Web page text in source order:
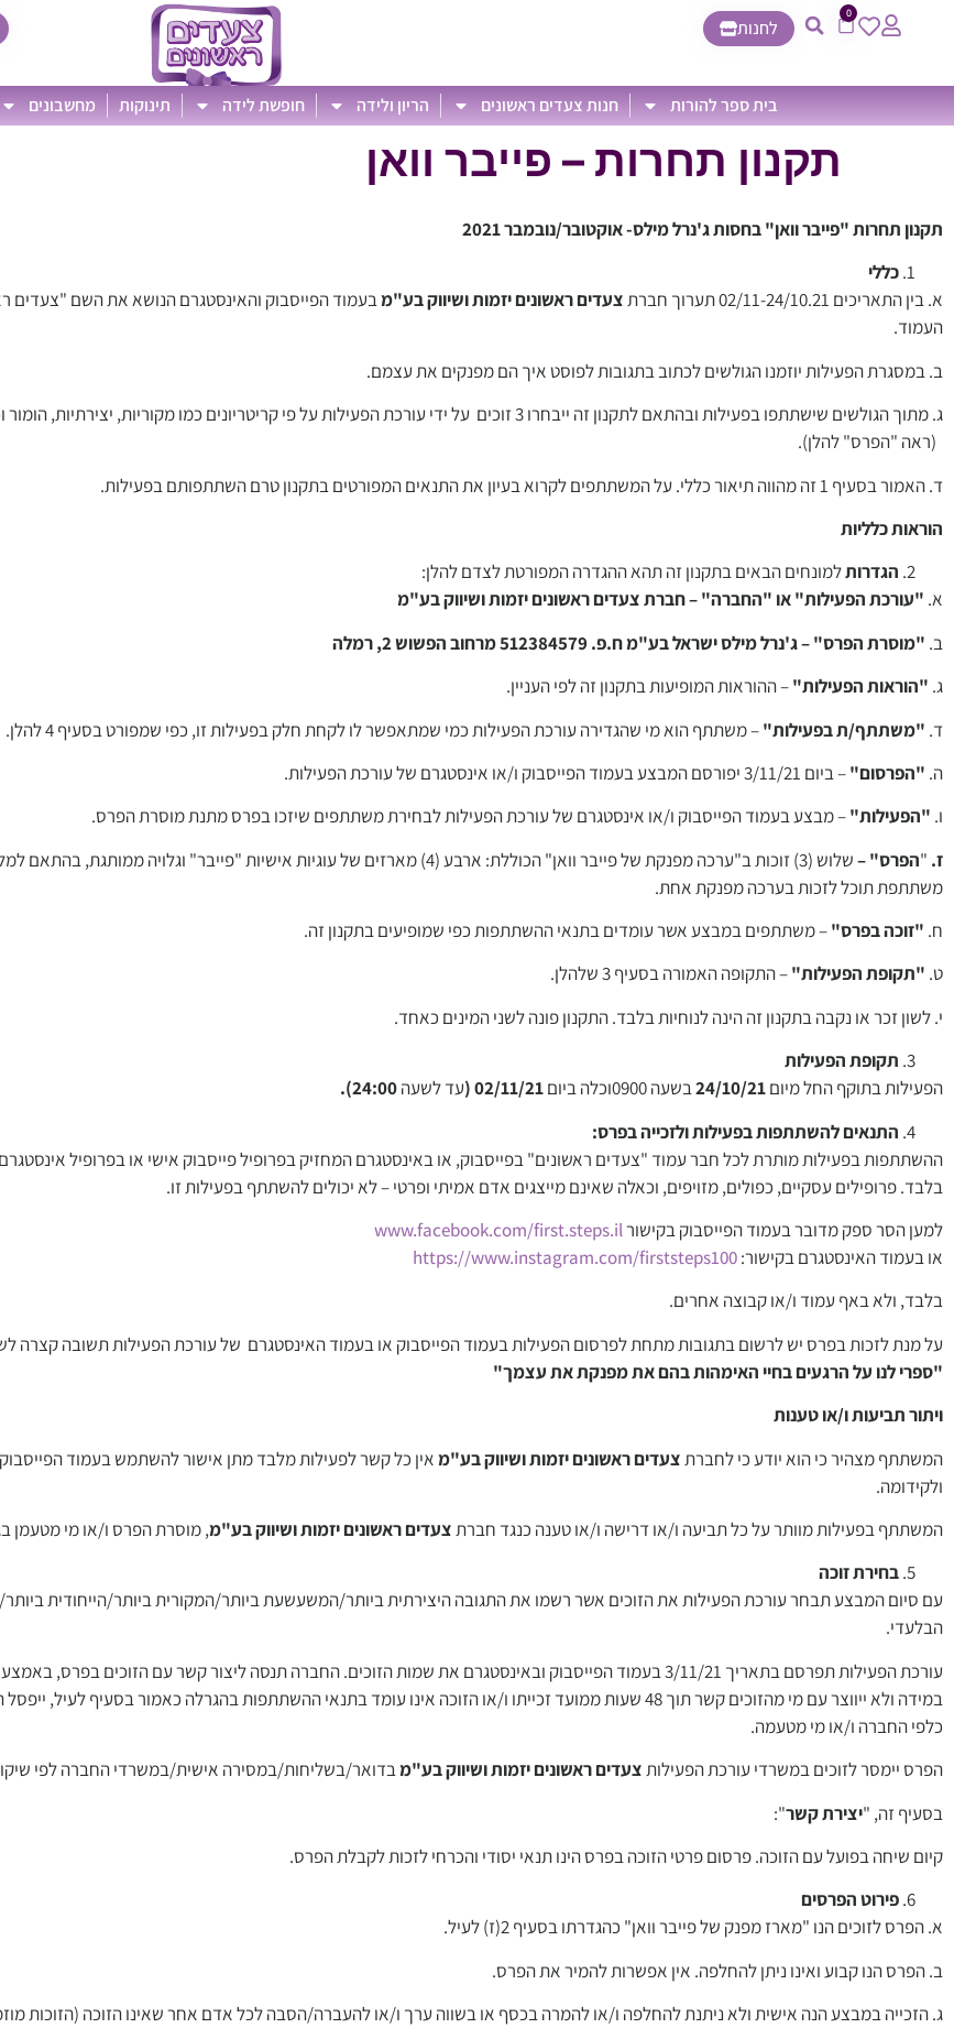
0
לחנות
בית ספר להורות חנות צעדים ראשונים הריון ולידה חופשת לידה תינוקות מחשבונים
תקנון תחרות – פייבר וואן
תקנון תחרות "פייבר וואן"בחסות ג'נרל מילס- אוקטובר/נובמבר 2021
כללי
א. בין התאריכים 02/11-24/10.21 תערוך חברת
צעדים ראשונים יזמות ושיווק בע"מבעמוד הפייסבוק והאינסטגרם הנושא את השם "צעדים
העמוד.
ב. במסגרת הפעילות יוזמנו הגולשים לכתוב בתגובות לפוסט איך הם מפנקים את עצמם.
ג. מתוך הגולשים שישתתפו בפעילות ובהתאם לתקנון זה ייבחרו 3 זוכים על ידי עורכת הפעילות על פי קריטריונים כמו
(ראה "הפרס" להלן).
ד. האמור בסעיף 1 זה מהווה תיאור כללי. על המשתתפים לקרוא בעיון את התנאים המפורטים בתקנון טרם השתתפותם בפעילות.
הוראות כלליות
הגדרותלמונחים הבאים בתקנון זה תהא ההגדרה המפורטת לצדם להלן:
א. "עורכת הפעילות" או "החברה" – חברת צעדים ראשונים יזמות ושיווק בע"מ
ב. "מוסרת הפרס" – ג'נרל מילס ישראל בע"מ ח.פ. 512384579 מרחוב הפשוש 2, רמלה
ג. "הוראות הפעילות"– ההוראות המופיעות בתקנון זה לפי העניין.
ד. "משתתף/ת בפעילות"– משתתף הוא מי שהגדירה עורכת הפעילות כמי שמתאפשר לו לקחת חלק בפעילות זו, כפי שמפורט בסעיף 4 להלן.
ה. "הפרסום"– ביום 3/11/21 יפורסם המבצע בעמוד הפייסבוק ו/או אינסטגרם של עורכת הפעילות.
ו. "הפעילות"– מבצע בעמוד הפייסבוק ו/או אינסטגרם של עורכת הפעילות לבחירת משתתפים שיזכו בפרס מתנת מוסרת הפרס.
ז. "הפרס" –
שלוש (3) זוכות ב"ערכה מפנקת של פייבר וואן" הכוללת: ארבע (4) מארזים של עוגיות אישיות
משתתפת תוכל לזכות בערכה מפנקת אחת.
ח. "זוכה בפרס"– משתתפים במבצע אשר עומדים בתנאי ההשתתפות כפי שמופיעים בתקנון זה.
ט. "תקופת הפעילות"– התקופה האמורה בסעיף 3 שלהלן.
י. לשון זכר או נקבה בתקנון זה הינה לנוחיות בלבד. התקנון פונה לשני המינים כאחד.
תקופת הפעילות
הפעילות בתוקף החל מיום
בשעה 0900וכלה ביום 02/11/21 ( עד לשעה24:00).
התנאים להשתתפות בפעילות ולזכייה בפרס:
ההשתתפות בפעילות מותרת לכל חבר עמוד "צעדים ראשונים" בפייסבוק, או באינסטגרם המחזיק בפרופיל פייסבוק אישי או בפרופיל אינסטגרם
בלבד. פרופילים עסקיים, כפולים, מזויפים, וכאלה שאינם מייצגים אדם אמיתי ופרטי – לא יכולים להשתתף בפעילות זו.
למען הסר ספק מדובר בעמוד הפייסבוק בקישורwww.facebook.com/first.steps.il
או בעמוד האינסטגרם בקישור:https://www.instagram.com/firststeps100
בלבד, ולא באף עמוד ו/או קבוצה אחרים.
על מנת לזכות בפרס יש לרשום בתגובות מתחת לפרסום הפעילות בעמוד הפייסבוק או בעמוד האינסטגרם של עורכת הפעילות תשובה קצרה
"ספרי לנו על הרגעים בחיי האימהות בהם את מפנקת את עצמך"
ויתור תביעות ו/או טענות
המשתתף מצהיר כי הוא יודע כי לחברתצעדים ראשונים יזמות ושיווק בע"מאין כל קשר לפעילות מלבד מתן אישור להשתמש בעמוד
ולקידומה.
המשתתף בפעילות מוותר על כל תביעה ו/או דרישה ו/או טענה כנגד חברתצעדים ראשונים יזמות ושיווק בע"מ, מוסרת הפרס ו/או מי מטעמן
בחירת זוכה
עם סיום המבצע תבחר עורכת הפעילות את הזוכים אשר רשמו את התגובה היצירתית ביותר/המשעשעת ביותר/המקורית ביותר/הייחודית
הבלעדי.
עורכת הפעילות תפרסם בתאריך 3/11/21 בעמוד הפייסבוק ובאינסטגרם את שמות הזוכים. החברה תנסה ליצור קשר עם הזוכים
במידה ולא ייווצר עם מי מהזוכים קשר תוך 48 שעות ממועד זכייתו ו/או הזוכה אינו עומד בתנאי ההשתתפות בהגרלה כאמור
כלפי החברה ו/או מי מטעמה.
הפרס יימסר לזוכים במשרדי עורכת הפעילותצעדים ראשונים יזמות ושיווק בע"מבדואר/בשליחות/במסירה אישית/במשרדי החברה לפי
בסעיף זה, "יצירת קשר":
קיום שיחה בפועל עם הזוכה. פרסום פרטי הזוכה בפרס הינו תנאי יסודי והכרחי לזכות לקבלת הפרס.
פירוט הפרסים
א. הפרס לזוכים הנו "מארז מפנק של פייבר וואן" כהגדרתו בסעיף 2(ז) לעיל.
ב. הפרס הנו קבוע ואינו ניתן להחלפה. אין אפשרות להמיר את הפרס.
ג. הזכייה במבצע הנה אישית ולא ניתנת להחלפה ו/או להמרה בכסף או בשווה ערך ו/או להעברה/הסבה לכל אדם אחר שאינו הזוכה (הזוכות